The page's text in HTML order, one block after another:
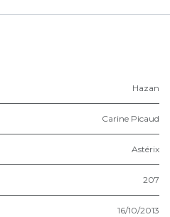
Hazan
Carine Picaud
Astérix
207
16/10/2013